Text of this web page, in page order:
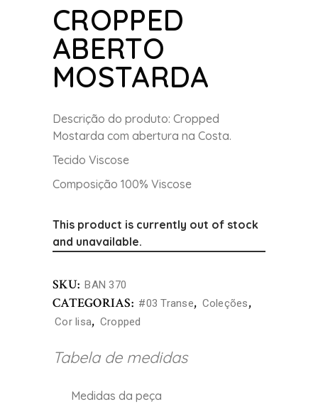
CROPPED
ABERTO
MOSTARDA
Descrição do produto: Cropped
Mostarda com abertura na Costa.
Tecido Viscose
Composição 100% Viscose
This product is currently out of stock
and unavailable.
SKU: BAN 370
CATEGORIAS: #03 Transe, Coleções,
Cor lisa, Cropped
Tabela de medidas
Medidas da peça